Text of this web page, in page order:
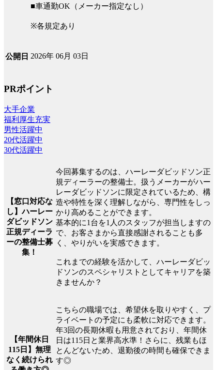
■車通勤OK（メーカー指定なし）
※各規定あり
公開日 2026年 06月 03日
PRポイント
大手企業
福利厚生充実
男性活躍中
20代活躍中
30代活躍中
【窓口対応な
し】ハーレー
ダビッドソン
正規ディーラ
ーの整備士募
集！
今回募集するのは、ハーレーダビッドソン正
規ディーラーの整備士。扱うメーカーがハー
レーダビッドソンに限定されているため、構
造や特性を深く理解しながら、専門性をしっ
かり高めることができます。
基本的に1台を1人のスタッフが担当しますの
で、お客さまから直接感謝されることも多
く、やりがいを実感できます。
これまでの経験を活かして、ハーレーダビッ
ドソンのスペシャリストとしてキャリアを築
きませんか？
【年間休日
115日】無理
なく続けられ
こちらの職場では、希望休を取りやすく、プ
ライベートの予定にも柔軟に対応できます。
年3回の長期休暇も用意されており、年間休
日は115日と業界高水準！さらに、残業もほ
とんどないため、退勤後の時間も確保できま
す◎